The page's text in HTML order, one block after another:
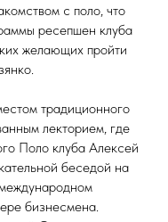
с поло, что
ресепшен клуба
желающих пройти
традиционного
лекторием, где
Поло клуба Алексей
беседой на
бизнесмена.